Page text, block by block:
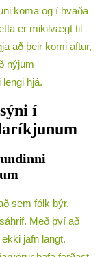
koma og í hvaða
er mikilvægt til
að þeir komi aftur,
nýjum
hjá.
í
sem fólk býr,
Með því að
jafn langt.